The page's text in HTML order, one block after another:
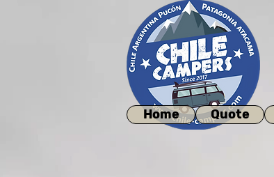
Home Quote